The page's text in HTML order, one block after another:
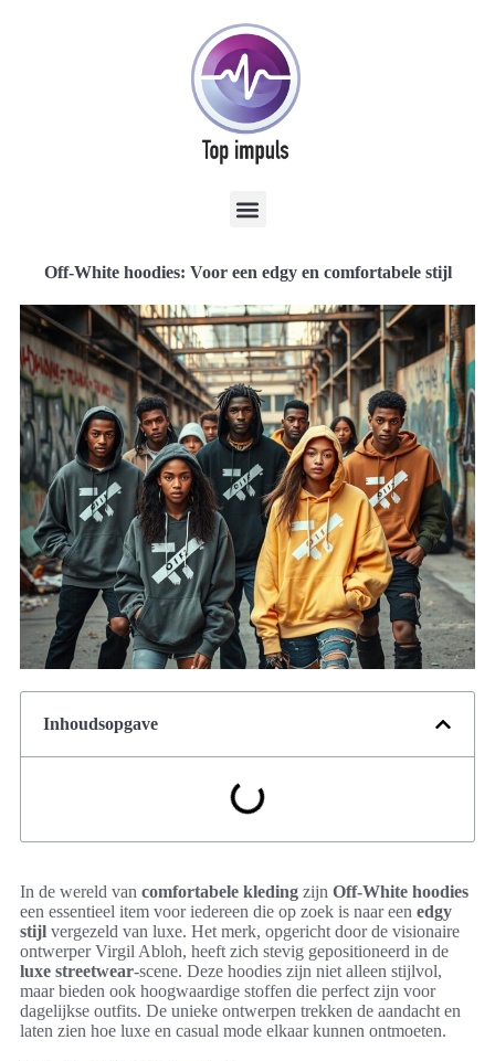
Off-White hoodies: Voor een edgy en comfortabele stijl
Inhoudsopgave
In de wereld van comfortabele kleding zijn Off-White hoodies
een essentieel item voor iedereen die op zoek is naar een edgy
stijl vergezeld van luxe. Het merk, opgericht door de visionaire
ontwerper Virgil Abloh, heeft zich stevig gepositioneerd in de
luxe streetwear-scene. Deze hoodies zijn niet alleen stijlvol,
maar bieden ook hoogwaardige stoffen die perfect zijn voor
dagelijkse outfits. De unieke ontwerpen trekken de aandacht en
laten zien hoe luxe en casual mode elkaar kunnen ontmoeten.